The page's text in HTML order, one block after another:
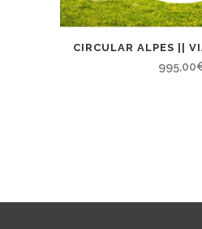
CIRCULAR ALPES ||
995,00